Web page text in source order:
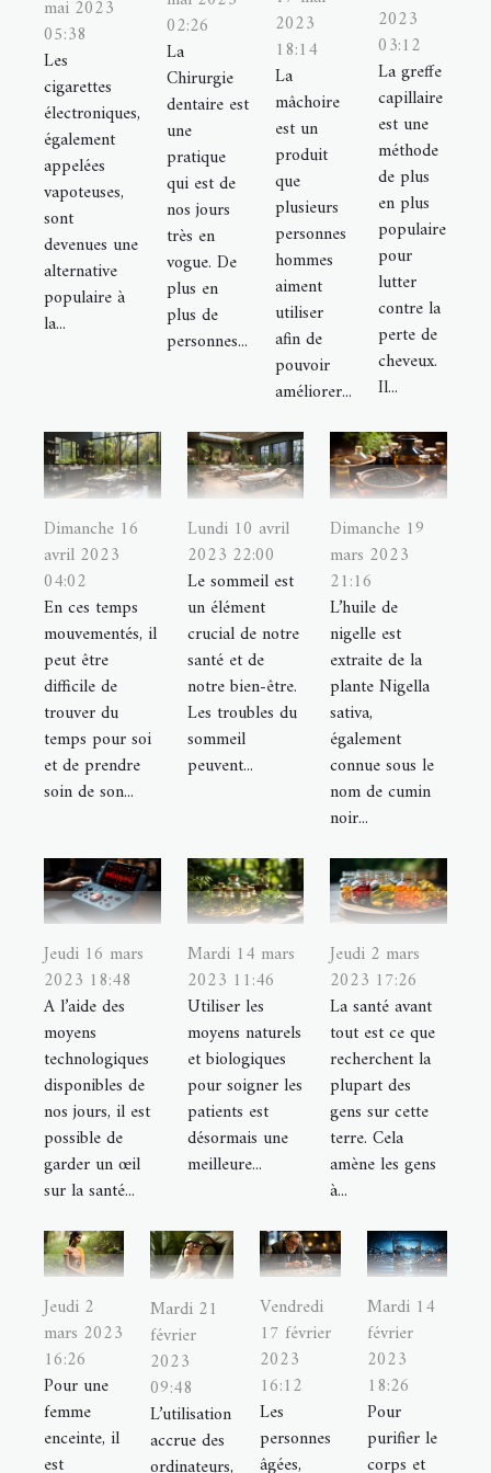
mai 2023
05:38
Les
cigarettes
électroniques,
également
appelées
vapoteuses,
sont
devenues une
alternative
populaire à
la...
02:26
La
Chirurgie
dentaire est
une
pratique
qui est de
nos jours
très en
vogue. De
plus en
plus de
personnes...
2023
18:14
La
mâchoire
est un
produit
que
plusieurs
personnes
hommes
aiment
utiliser
afin de
pouvoir
améliorer...
2023
03:12
La greffe
capillaire
est une
méthode
de plus
en plus
populaire
pour
lutter
contre la
perte de
cheveux.
Il...
Dimanche 16
avril 2023
04:02
En ces temps
mouvementés, il
peut être
difficile de
trouver du
temps pour soi
et de prendre
soin de son...
Lundi 10 avril
2023 22:00
Le sommeil est
un élément
crucial de notre
santé et de
notre bien-être.
Les troubles du
sommeil
peuvent...
Dimanche 19
mars 2023
21:16
L’huile de
nigelle est
extraite de la
plante Nigella
sativa,
également
connue sous le
nom de cumin
noir...
Jeudi 16 mars
2023 18:48
A l’aide des
moyens
technologiques
disponibles de
nos jours, il est
possible de
garder un œil
sur la santé...
Mardi 14 mars
2023 11:46
Utiliser les
moyens naturels
et biologiques
pour soigner les
patients est
désormais une
meilleure...
Jeudi 2 mars
2023 17:26
La santé avant
tout est ce que
recherchent la
plupart des
gens sur cette
terre. Cela
amène les gens
à...
Jeudi 2
mars 2023
16:26
Pour une
femme
enceinte, il
est
Mardi 21
février
2023
09:48
L’utilisation
accrue des
Vendredi
17 février
2023
16:12
Les
personnes
âgées,
Mardi 14
février
2023
18:26
Pour
purifier le
corps et